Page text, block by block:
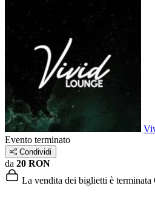
Evento terminato
Condividi
da 20 RON
La vendita dei biglietti è terminata